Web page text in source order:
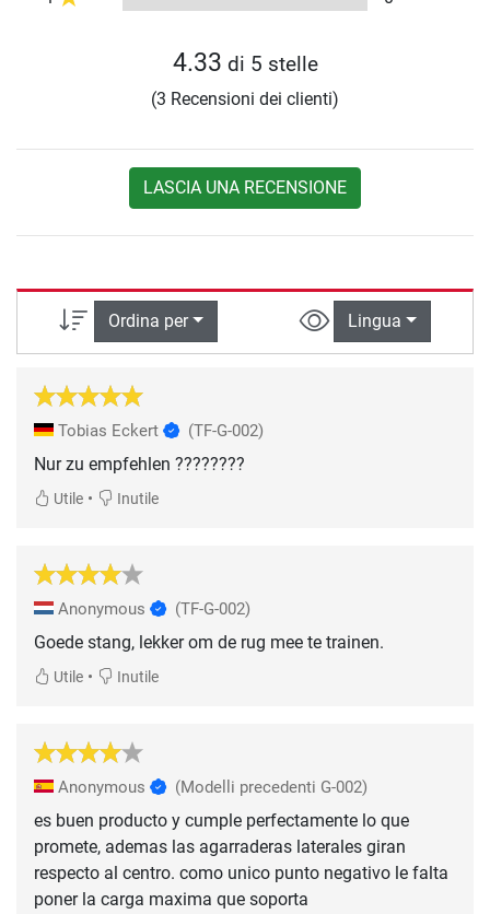
4.33 di 5 stelle
(3 Recensioni dei clienti)
LASCIA UNA RECENSIONE
Ordina per Lingua
Tobias Eckert (TF-G-002)
Nur zu empfehlen ????????
Utile • Inutile
Anonymous (TF-G-002)
Goede stang, lekker om de rug mee te trainen.
Utile • Inutile
Anonymous (Modelli precedenti G-002)
es buen producto y cumple perfectamente lo que
promete, ademas las agarraderas laterales giran
respecto al centro. como unico punto negativo le falta
poner la carga maxima que soporta